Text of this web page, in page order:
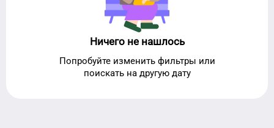
Ничего не нашлось
Попробуйте изменить фильтры или
поискать на другую дату